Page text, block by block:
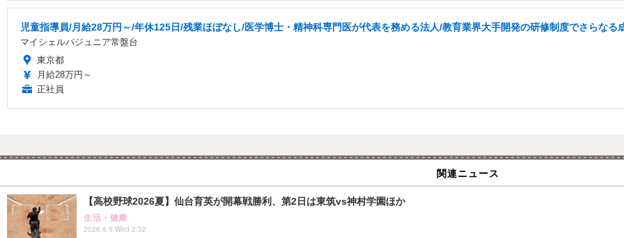
児童指導員/月給28万円～/年休125日/残業ほぼなし/医学博士・精神科専門医が代表を務める法人/教育業界大手開発の研修制度でさらなる
マイシェルパジュニア常盤台
東京都
月給28万円～
正社員
関連ニュース
【高校野球2026夏】仙台育英が開幕戦勝利、第2日は東筑vs神村学園ほか
生活・健康
2026.8.5 Wed 2:32